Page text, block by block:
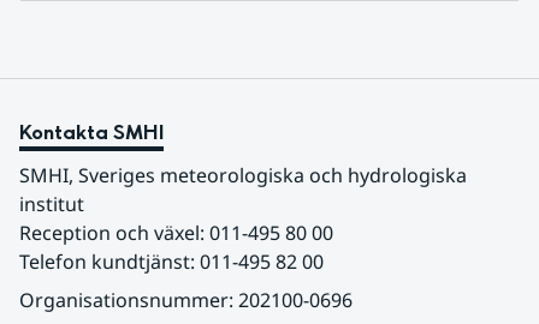
Kontakta SMHI
SMHI, Sveriges meteorologiska och hydrologiska
institut
Reception och växel: 011-495 80 00
Telefon kundtjänst: 011-495 82 00
Organisationsnummer: 202100-0696